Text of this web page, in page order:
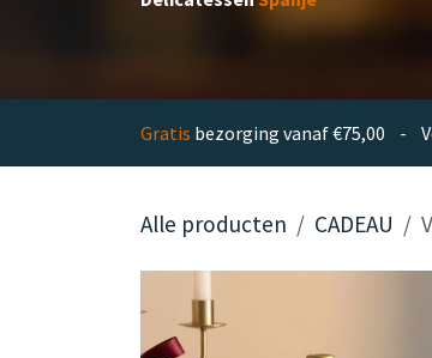
Gratis bezorging vanaf €75,00 -
Alle producten CADEAU